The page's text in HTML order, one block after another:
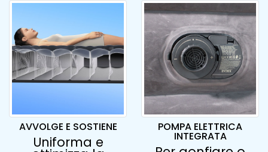
AVVOLGE E SOSTIENE
Uniforma e
POMPA ELETTRICA
INTEGRATA